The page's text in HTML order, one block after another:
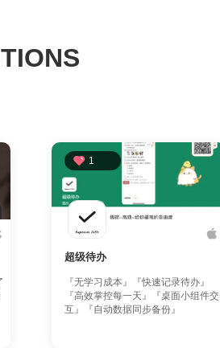
1
超级待办
『无学习成本』『快速记录待办』
『高效掌控每一天』『桌面小组件交
互』『自动数据同步备份』